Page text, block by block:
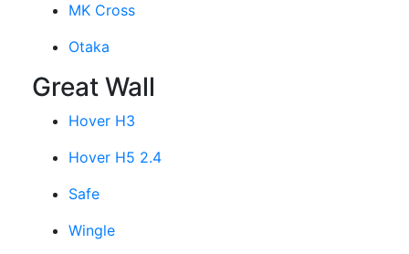
MK Cross
Otaka
Great Wall
Hover H3
Hover H5 2.4
Safe
Wingle